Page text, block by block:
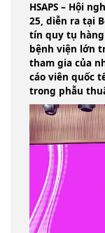
HSAPS – Hội
25, diễn ra tại
tín quy tụ
bệnh viện lớn
tham gia của
cáo viên quốc
trong phẫu